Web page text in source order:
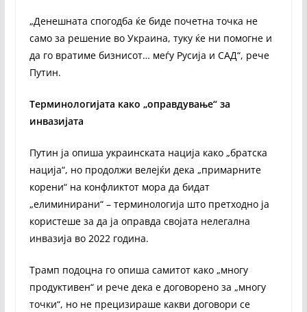
„Денешната спогодба ќе биде почетна точка не
само за решение во Украина, туку ќе ни помогне и
да го вратиме бизнисот… меѓу Русија и САД“, рече
Путин.
Терминологијата како „оправдување“ за
инвазијата
Путин ја опиша украинската нација како „братска
нација“, но продолжи велејќи дека „примарните
корени“ на конфликтот мора да бидат
„елиминирани“ – терминологија што претходно ја
користеше за да ја оправда својата нелегална
инвазија во 2022 година.
Трамп подоцна го опиша самитот како „многу
продуктивен“ и рече дека е договорено за „многу
точки“, но не прецизираше какви договори се